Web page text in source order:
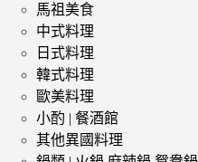
馬祖美食
中式料理
日式料理
韓式料理
歐美料理
小酌 | 餐酒館
其他異國料理